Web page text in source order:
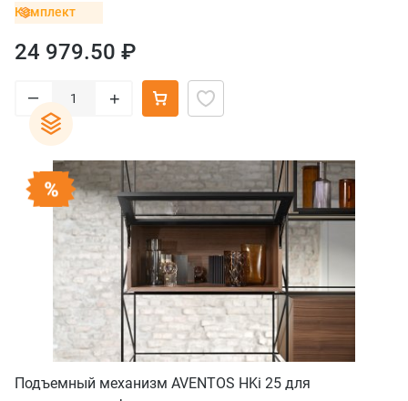
Комплект
24 979.50 ₽
– +
Подъемный механизм AVENTOS HKi 25 для